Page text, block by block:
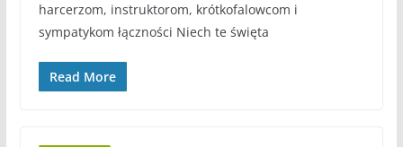
harcerzom, instruktorom, krótkofalowcom i
sympatykom łączności Niech te święta
Read More